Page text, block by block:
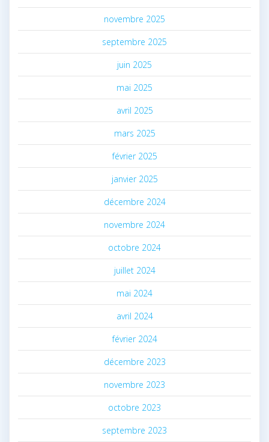
novembre 2025
septembre 2025
juin 2025
mai 2025
avril 2025
mars 2025
février 2025
janvier 2025
décembre 2024
novembre 2024
octobre 2024
juillet 2024
mai 2024
avril 2024
février 2024
décembre 2023
novembre 2023
octobre 2023
septembre 2023